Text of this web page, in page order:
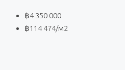
฿4 350 000
฿114 474/м2